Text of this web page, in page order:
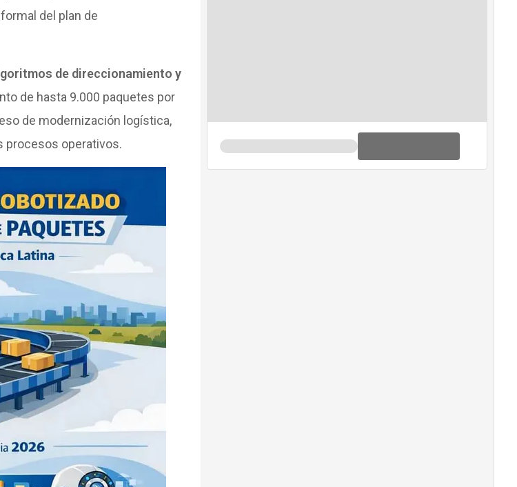
del plan de
de direccionamiento y
de hasta 9.000 paquetes por
de modernización logística,
procesos operativos.